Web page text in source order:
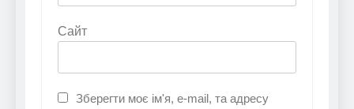
Сайт
Зберегти моє ім'я, e-mail, та адресу